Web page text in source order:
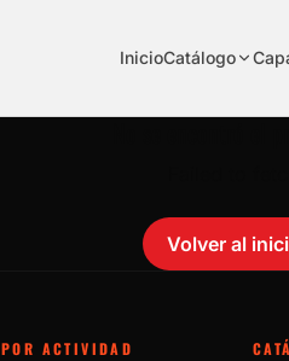
InicioCatálogo
Volver al
POR ACTIVIDAD